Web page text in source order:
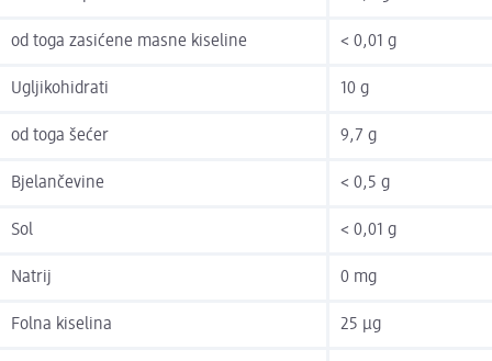
od toga zasićene masne kiseline < 0,01 g
Ugljikohidrati 10 g
od toga šećer 9,7 g
Bjelančevine < 0,5 g
Sol < 0,01 g
Natrij 0 mg
Folna kiselina 25 µg